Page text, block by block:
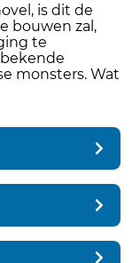
is dit de
bouwen zal,
te
monsters. Wat